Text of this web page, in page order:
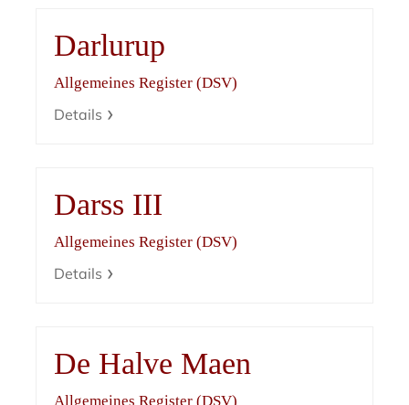
Darlurup
Allgemeines Register (DSV)
Details
Darss III
Allgemeines Register (DSV)
Details
De Halve Maen
Allgemeines Register (DSV)